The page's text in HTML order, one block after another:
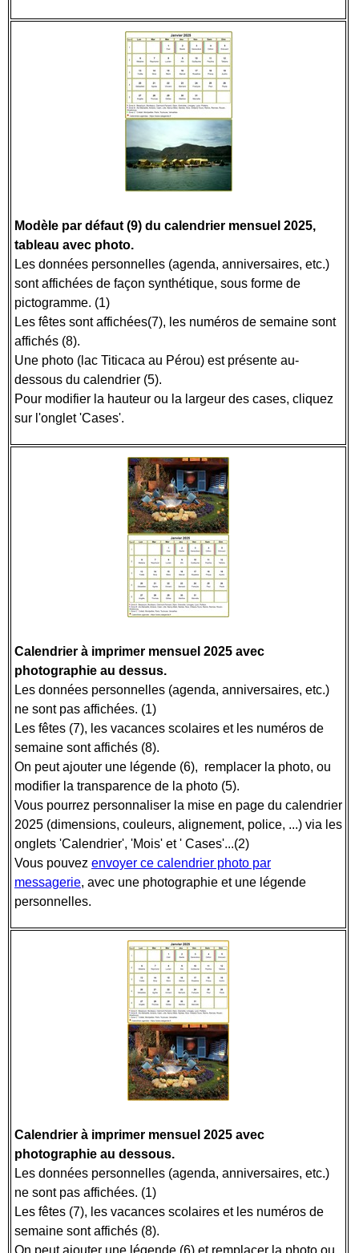
Modèle par défaut (9) du calendrier mensuel 2025,
tableau avec photo.
Les données personnelles (agenda, anniversaires, etc.)
sont affichées de façon synthétique, sous forme de
pictogramme. (1)
Les fêtes sont affichées(7), les numéros de semaine sont
affichés (8).
Une photo (lac Titicaca au Pérou) est présente au-
dessous du calendrier (5).
Pour modifier la hauteur ou la largeur des cases, cliquez
sur l'onglet 'Cases'.
Calendrier à imprimer mensuel 2025 avec
photographie au dessus.
Les données personnelles (agenda, anniversaires, etc.)
ne sont pas affichées. (1)
Les fêtes (7), les vacances scolaires et les numéros de
semaine sont affichés (8).
On peut ajouter une légende (6), remplacer la photo, ou
modifier la transparence de la photo (5).
Vous pourrez personnaliser la mise en page du calendrier
2025 (dimensions, couleurs, alignement, police, ...) via les
onglets 'Calendrier', 'Mois' et ' Cases'...(2)
Vous pouvez envoyer ce calendrier photo par
messagerie, avec une photographie et une légende
personnelles.
Calendrier à imprimer mensuel 2025 avec
photographie au dessous.
Les données personnelles (agenda, anniversaires, etc.)
ne sont pas affichées. (1)
Les fêtes (7), les vacances scolaires et les numéros de
semaine sont affichés (8).
On peut ajouter une légende (6) et remplacer la photo ou